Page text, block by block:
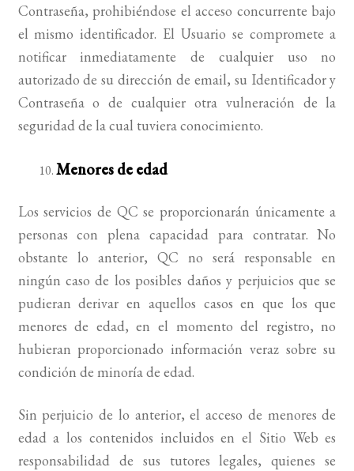
Contraseña, prohibiéndose el acceso concurrente bajo
el mismo identificador. El Usuario se compromete a
notificar inmediatamente de cualquier uso no
autorizado de su dirección de email, su Identificador y
Contraseña o de cualquier otra vulneración de la
seguridad de la cual tuviera conocimiento.
Menores de edad
Los servicios de QC se proporcionarán únicamente a
personas con plena capacidad para contratar. No
obstante lo anterior, QC no será responsable en
ningún caso de los posibles daños y perjuicios que se
pudieran derivar en aquellos casos en que los que
menores de edad, en el momento del registro, no
hubieran proporcionado información veraz sobre su
condición de minoría de edad.
Sin perjuicio de lo anterior, el acceso de menores de
edad a los contenidos incluidos en el Sitio Web es
responsabilidad de sus tutores legales, quienes se